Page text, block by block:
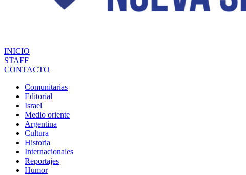
INICIO
STAFF
CONTACTO
Comunitarias
Editorial
Israel
Medio oriente
Argentina
Cultura
Historia
Internacionales
Reportajes
Humor